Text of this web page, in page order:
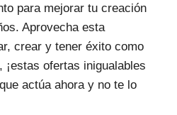
para mejorar tu creación
Aprovecha esta
crear y tener éxito como
¡estas ofertas inigualables
actúa ahora y no te lo